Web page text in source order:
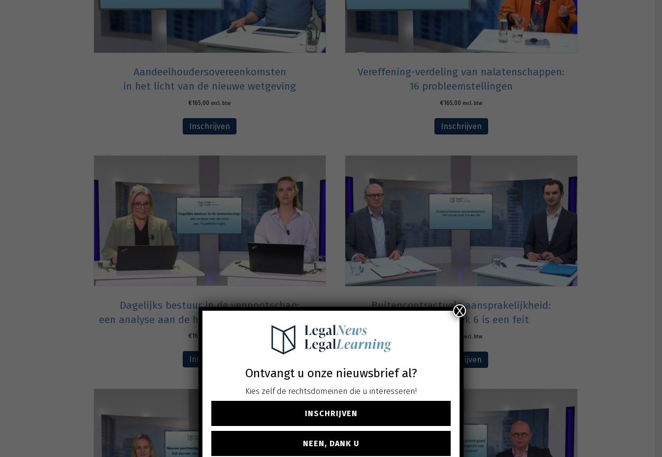
Aandeelhoudersovereenkomsten
in het licht van de nieuwe wetgeving
€165,00 excl. btw
Inschrijven
Vereffening-verdeling van nalatenschappen:
16 probleemstellingen
€165,00 excl. btw
Inschrijven
Dagelijks bestuur in de vennootschap:
een analyse aan de hand van 18 praktijkvragen
€165,00
Inschrijven
Buitencontractuele aansprakelijkheid:
het nieuwe boek 6 is een feit
excl. btw
Inschrijven
Ontvangt u onze nieuwsbrief al?
Kies zelf de rechtsdomeinen die u interesseren!
INSCHRIJVEN
NEEN, DANK U
X